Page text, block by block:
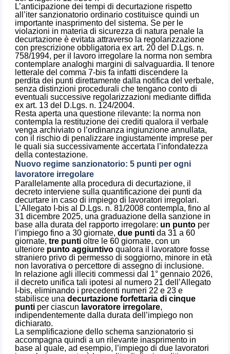
L’anticipazione dei tempi di decurtazione rispetto
all’iter sanzionatorio ordinario costituisce quindi un
importante inasprimento del sistema. Se per le
violazioni in materia di sicurezza di natura penale la
decurtazione è evitata attraverso la regolarizzazione
con prescrizione obbligatoria ex art. 20 del D.Lgs. n.
758/1994, per il lavoro irregolare la norma non sembra
contemplare analoghi margini di salvaguardia. Il tenore
letterale del comma 7-bis fa infatti discendere la
perdita dei punti direttamente dalla notifica del verbale,
senza distinzioni procedurali che tengano conto di
eventuali successive regolarizzazioni mediante diffida
ex art. 13 del D.Lgs. n. 124/2004.
Resta aperta una questione rilevante: la norma non
contempla la restituzione dei crediti qualora il verbale
venga archiviato o l’ordinanza ingiunzione annullata,
con il rischio di penalizzare ingiustamente imprese per
le quali sia successivamente accertata l’infondatezza
della contestazione.
Nuovo regime sanzionatorio: 5 punti per ogni
lavoratore irregolare
Parallelamente alla procedura di decurtazione, il
decreto interviene sulla quantificazione dei punti da
decurtare in caso di impiego di lavoratori irregolari.
L’Allegato I-bis al D.Lgs. n. 81/2008 contempla, fino al
31 dicembre 2025, una graduazione della sanzione in
base alla durata del rapporto irregolare: un punto per
l’impiego fino a 30 giornate,due punti da 31 a 60
giornate,tre punti oltre le 60 giornate, con un
ulteriore punto aggiuntivo qualora il lavoratore fosse
straniero privo di permesso di soggiorno, minore in età
non lavorativa o percettore di assegno di inclusione.
In relazione agli illeciti commessi dal 1° gennaio 2026,
il decreto unifica tali ipotesi al numero 21 dell’Allegato
I-bis, eliminando i precedenti numeri 22 e 23 e
stabilisce unadecurtazione forfettaria di cinque
punti per ciascun lavoratore irregolare,
indipendentemente dalla durata dell’impiego non
dichiarato.
La semplificazione dello schema sanzionatorio si
accompagna quindi a un rilevante inasprimento in
base al quale, ad esempio, l’impiego di due lavoratori